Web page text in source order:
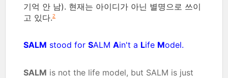
기억 안 남). 현재는 아이디가 아닌 별명으로 쓰이
고 있다.2
SALM stood for SALM Ain't a Life Model.
SALM is not the life model, but SALM is just